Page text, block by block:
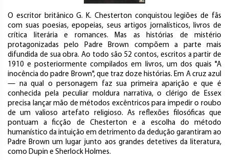
O escritor britânico G. K. Chesterton conquistou legiões de fãs
com suas poesias, epopeias, seus artigos jornalísticos, livros de
crítica literária e romances. Mas as histórias de mistério
protagonizadas pelo Padre Brown compõem a parte mais
difundida de sua obra. Ao todo são 52 contos, escritos a partir de
1910 e posteriormente compilados em livros, um dos quais "A
inocência do padre Brown", que traz doze histórias. Em A cruz azul
— na qual o personagem faz sua primeira aparição e que é
conhecida pela peculiar moldura narrativa, o clérigo de Essex
precisa lançar mão de métodos excêntricos para impedir o roubo
de um valioso artefato religioso. As reflexões filosóficas que
pontuam a ficção de Chesterton e a escolha do método
humanístico da intuição em detrimento da dedução garantiram ao
Padre Brown um lugar junto aos grandes detetives da literatura,
como Dupin e Sherlock Holmes.